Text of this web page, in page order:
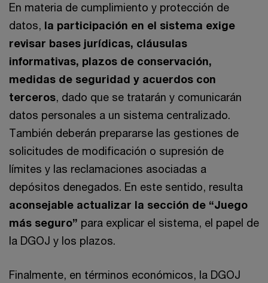
En materia de cumplimiento y protección de
datos, la participación en el sistema exige
revisar bases jurídicas, cláusulas
informativas, plazos de conservación,
medidas de seguridad y acuerdos con
terceros, dado que se tratarán y comunicarán
datos personales a un sistema centralizado.
También deberán prepararse las gestiones de
solicitudes de modificación o supresión de
límites y las reclamaciones asociadas a
depósitos denegados. En este sentido, resulta
aconsejable actualizar la sección de “Juego
más seguro” para explicar el sistema, el papel de
la DGOJ y los plazos.
Finalmente, en términos económicos, la DGOJ